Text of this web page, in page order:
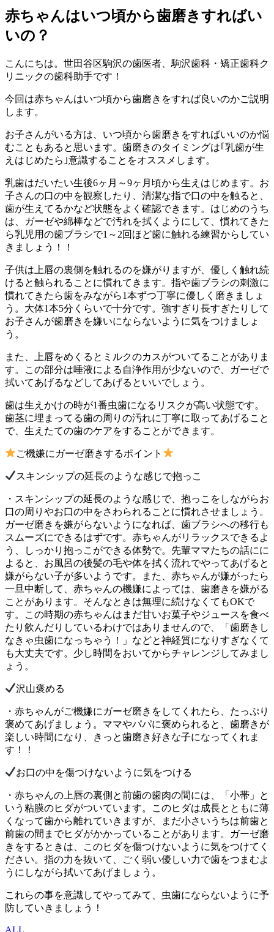
赤ちゃんはいつ頃から歯磨きすればい
いの？
こんにちは。世田谷区駒沢の歯医者、駒沢歯科・矯正歯科ク
リニックの歯科助手です！
今回は赤ちゃんはいつ頃から歯磨きをすれば良いのかご説明
します。
お子さんがいる方は、いつ頃から歯磨きをすればいいのか悩
むこともあると思います。歯磨きのタイミングは｢乳歯が生
えはじめたら｣意識することをオススメします。
乳歯はだいたい生後6ヶ月～9ヶ月頃から生えはじめます。お
子さんの口の中を観察したり、清潔な指で口の中を触ると、
歯が生えてるかなど状態をよく確認できます。はじめのうち
は、ガーゼや綿棒などで汚れを拭くようにして、慣れてきた
ら乳児用の歯ブラシで1～2回ほど歯に触れる練習からしてい
きましょう！！
子供は上唇の裏側を触れるのを嫌がりますが、優しく触れ続
けると触られることに慣れてきます。指や歯ブラシの刺激に
慣れてきたら歯をみながら1本ずつ丁寧に優しく磨きましょ
う。大体1本5分くらいで十分です。強すぎり長すぎたりして
お子さんが歯磨きを嫌いにならないように気をつけましょ
う。
また、上唇をめくるとミルクのカスがついてることがありま
す。この部分は唾液による自浄作用が少ないので、ガーゼで
拭いてあげるなどしてあげるといいでしょう。
歯は生えかけの時が1番虫歯になるリスクが高い状態です。
歯茎に埋まってる歯の周りの汚れに丁寧に取ってあげること
で、生えたての歯のケアをすることができます。
ご機嫌にガーゼ磨きするポイント
スキンシップの延長のような感じで抱っこ
・スキンシップの延長のような感じで、抱っこをしながらお
口の周りやお口の中をさわられることに慣れさせましょう。
ガーゼ磨きを嫌がらないようになれば、歯ブラシへの移行も
スムーズにできるはずです。赤ちゃんがリラックスできるよ
う、しっかり抱っこができる体勢で。先輩ママたちの話にに
よると、お風呂の後髪の毛や体を拭く流れでやってあげると
嫌がらない子が多いようです。また、赤ちゃんが嫌がったら
一旦中断して、赤ちゃんの機嫌によっては、歯磨きを嫌がる
ことがあります。そんなときは無理に続けなくてもOKで
す。この時期の赤ちゃんはまだ甘いお菓子やジュースを食べ
たり飲んだりしているわけではありませんので、「歯磨きし
なきゃ虫歯になっちゃう！」などと神経質になりすぎなくて
も大丈夫です。少し時間をおいてからチャレンジしてみまし
ょう。
沢山褒める
・赤ちゃんがご機嫌にガーゼ磨きをしてくれたら、たっぷり
褒めてあげましょう。ママやパパに褒められると、歯磨きが
楽しい時間になり、きっと歯磨き好きな子になってくれま
す！！
お口の中を傷つけないように気をつける
・赤ちゃんの上唇の裏側と前歯の歯肉の間には、「小帯」と
いう粘膜のヒダがついています。このヒダは成長とともに薄
くなって歯から離れていきますが、まだ小さいうちは前歯と
前歯の間までヒダがかかっていることがあります。ガーゼ磨
きをするときは、このヒダを傷つけないように気をつけてく
ださい。指の力を抜いて、ごく弱い優しい力で歯をつまむよ
うにしながら拭いてあげましょう。
これらの事を意識してやってみて、虫歯にならないように予
防していきましょう！
ALL